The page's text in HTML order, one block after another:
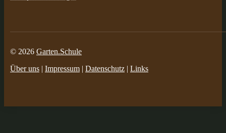
© 2026 Garten.Schule
Über uns | Impressum | Datenschutz | Links